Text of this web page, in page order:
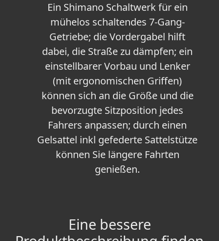
Ein Shimano Schaltwerk für ein
mühelos schaltendes 7-Gang-
Getriebe; die Vordergabel hilft
dabei, die Straße zu dämpfen; ein
einstellbarer Vorbau und Lenker
(mit ergonomischen Griffen)
können sich an die Größe und die
bevorzugte Sitzposition jedes
Fahrers anpassen; durch einen
Gelsattel inkl gefederte Sattelstütze
können Sie längere Fahrten
genießen.
Eine bessere